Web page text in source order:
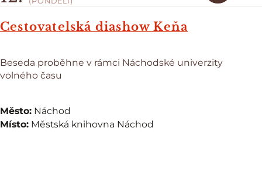
Cestovatelská diashow Keňa
Beseda proběhne v rámci Náchodské univerzity
volného času
Město: Náchod
Místo: Městská knihovna Náchod